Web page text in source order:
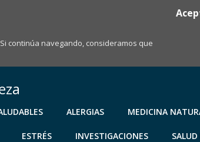
continúa navegando, consideramos que
ALERGIAS MEDICINA
ESTRÉS INVESTIGACIONES